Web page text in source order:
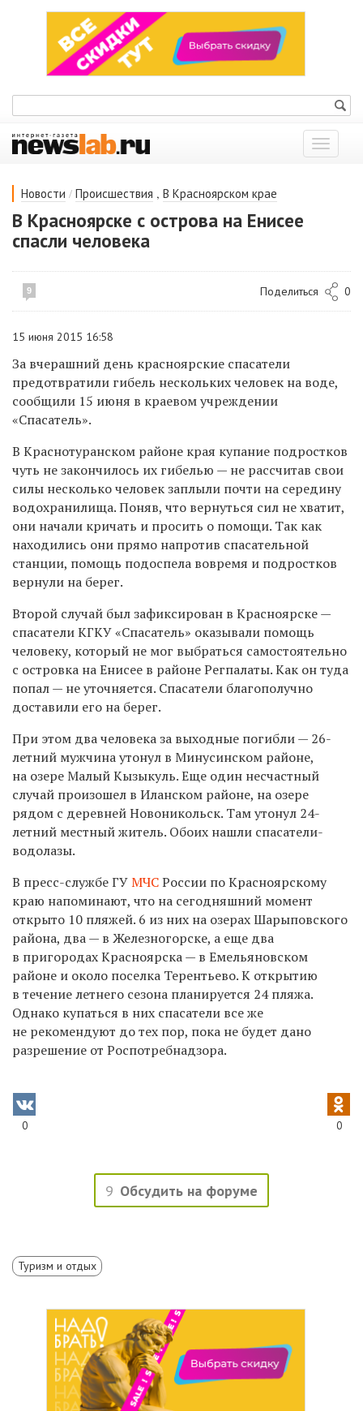
Показать
меню
Новости / Происшествия , В Красноярском крае
В Красноярске с острова на Енисее
спасли человека
9 Поделиться 0
15 июня 2015 16:58
За вчерашний день красноярские спасатели
предотвратили гибель нескольких человек на воде,
сообщили 15 июня в краевом учреждении
«Спасатель».
В Краснотуранском районе края купание подростков
чуть не закончилось их гибелью — не рассчитав свои
силы несколько человек заплыли почти на середину
водохранилища. Поняв, что вернуться сил не хватит,
они начали кричать и просить о помощи. Так как
находились они прямо напротив спасательной
станции, помощь подоспела вовремя и подростков
вернули на берег.
Второй случай был зафиксирован в Красноярске —
спасатели КГКУ «Спасатель» оказывали помощь
человеку, который не мог выбраться самостоятельно
с островка на Енисее в районе Регпалаты. Как он туда
попал — не уточняется. Спасатели благополучно
доставили его на берег.
При этом два человека за выходные погибли — 26-
летний мужчина утонул в Минусинском районе,
на озере Малый Кызыкуль. Еще один несчастный
случай произошел в Иланском районе, на озере
рядом с деревней Новоникольск. Там утонул 24-
летний местный житель. Обоих нашли спасатели-
водолазы.
В пресс-службе ГУМЧСРоссии по Красноярскому
краю напоминают, что на сегодняшний момент
открыто 10 пляжей. 6 из них на озерах Шарыповского
района, два — в Железногорске, а еще два
в пригородах Красноярска — в Емельяновском
районе и около поселка Терентьево. К открытию
в течение летнего сезона планируется 24 пляжа.
Однако купаться в них спасатели все же
не рекомендуют до тех пор, пока не будет дано
разрешение от Роспотребнадзора.
0 0
9 Обсудить на форуме
Туризм и отдых